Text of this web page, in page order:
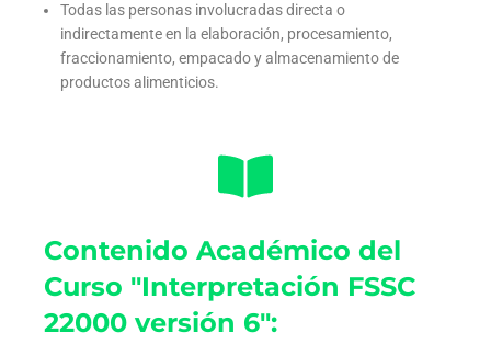
Todas las personas involucradas directa o
indirectamente en la elaboración, procesamiento,
fraccionamiento, empacado y almacenamiento de
productos alimenticios.
Contenido Académico del
Curso "Interpretación FSSC
22000 versión 6":